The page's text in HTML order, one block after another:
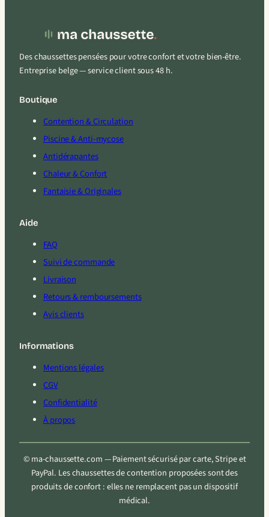
Des chaussettes pensées pour votre confort et votre bien-être.
Entreprise belge — service client sous 48 h.
Boutique
Contention & Circulation
Piscine & Anti-mycose
Antidérapantes
Chaleur & Confort
Fantaisie & Originales
Aide
FAQ
Suivi de commande
Livraison
Retours & remboursements
Avis clients
Informations
Mentions légales
CGV
Confidentialité
À propos
© ma-chaussette.com — Paiement sécurisé par carte, Stripe et
PayPal. Les chaussettes de contention proposées sont des
produits de confort : elles ne remplacent pas un dispositif
médical.